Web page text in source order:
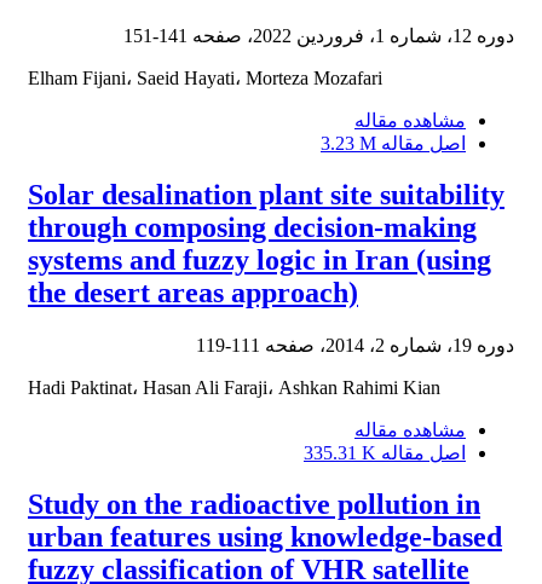
دوره 12، شماره 1، فروردین 2022، صفحه 141-151
Elham Fijani، Saeid Hayati، Morteza Mozafari
مشاهده مقاله
اصل مقاله 3.23 M
Solar desalination plant site suitability
through composing decision-making
systems and fuzzy logic in Iran (using
the desert areas approach)
دوره 19، شماره 2، 2014، صفحه 111-119
Hadi Paktinat، Hasan Ali Faraji، Ashkan Rahimi Kian
مشاهده مقاله
اصل مقاله 335.31 K
Study on the radioactive pollution in
urban features using knowledge-based
fuzzy classification of VHR satellite